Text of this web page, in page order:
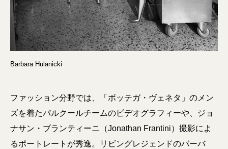
Barbara Hulanicki
ファッション分野では、「ボッテガ・ヴェネタ」のメン
ズを着たパルクールチームのビデオグラフィーや、ジョ
ナサン・ブランティーニ（Jonathan Frantini）撮影によ
るポートレートが秀逸。リビングレジェンドのバーバ